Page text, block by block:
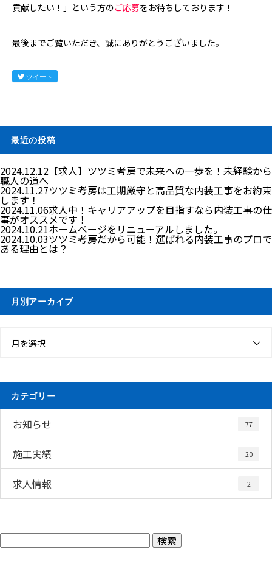
貢献したい！」という方のご応募をお待ちしております！
最後までご覧いただき、誠にありがとうございました。
ツイート
最近の投稿
2024.12.12 【求人】ツツミ考房で未来への一歩を！未経験から
職人の道へ
2024.11.27ツツミ考房は工期厳守と高品質な内装工事をお約束
します！
2024.11.06求人中！キャリアアップを目指すなら内装工事の仕
事がオススメです！
2024.10.21ホームページをリニューアルしました。
2024.10.03ツツミ考房だから可能！選ばれる内装工事のプロで
ある理由とは？
月別アーカイブ
月を選択
カテゴリー
お知らせ 77
施工実績 20
求人情報 2